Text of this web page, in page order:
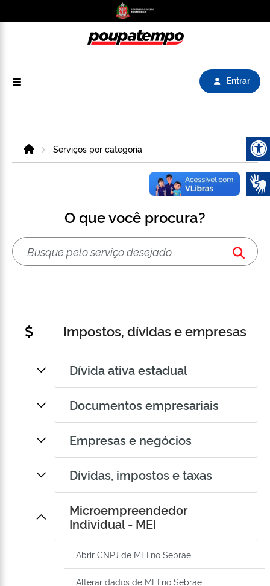
Entrar
HomeServiços por categoria
O que você procura?
Impostos, dívidas e empresas
Dívida ativa estadual
Documentos empresariais
Empresas e negócios
Dívidas, impostos e taxas
Microempreendedor
Individual - MEI
Abrir CNPJ de MEI no Sebrae
Alterar dados de MEI no Sebrae